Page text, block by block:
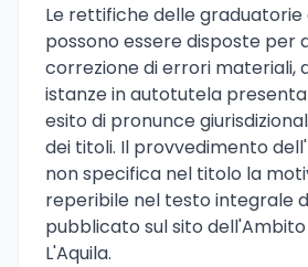
Le rettifiche delle
possono essere disposte per
correzione di errori materiali,
istanze in autotutela
esito di pronunce
dei titoli. Il provvedimento
non specifica nel titolo la
reperibile nel testo integrale
pubblicato sul sito
L'Aquila.